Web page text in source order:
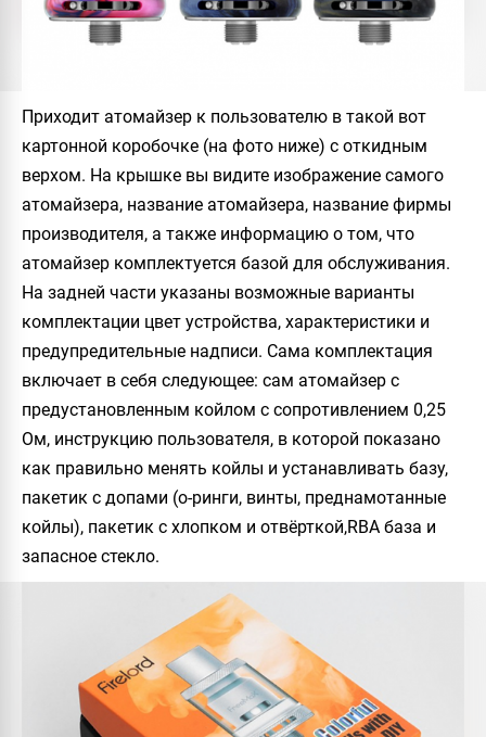
Приходит атомайзер к пользователю в такой вот
картонной коробочке (на фото ниже) с откидным
верхом. На крышке вы видите изображение самого
атомайзера, название атомайзера, название фирмы
производителя, а также информацию о том, что
атомайзер комплектуется базой для обслуживания.
На задней части указаны возможные варианты
комплектации цвет устройства, характеристики и
предупредительные надписи. Сама комплектация
включает в себя следующее: сам атомайзер с
предустановленным койлом с сопротивлением 0,25
Ом, инструкцию пользователя, в которой показано
как правильно менять койлы и устанавливать базу,
пакетик с допами (о-ринги, винты, преднамотанные
койлы), пакетик с хлопком и отвёрткой,RBA база и
запасное стекло.